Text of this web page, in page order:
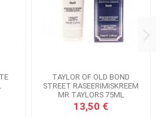
TAYLOR OF OLD BOND
STREET RASEERIMISKREEM
MR.TAYLORS 75ML
13,50 €